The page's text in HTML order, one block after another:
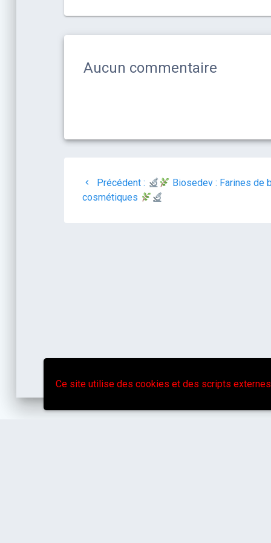
Ce site utilise des cookies et des scripts
Aucun commentaire
Précédent :
Biosedev : Farines de
cosmétiques